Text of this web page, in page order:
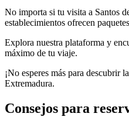
No importa si tu visita a Santos
establecimientos ofrecen
Explora nuestra plataforma y
máximo de tu viaje.
¡No esperes más para descubrir
Extremadura.
Consejos para